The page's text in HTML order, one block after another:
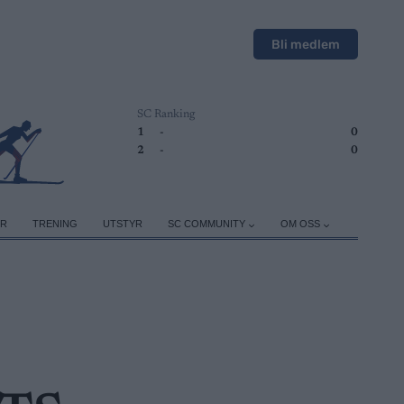
Bli medlem
SC Ranking
1
-
0
2
- 0
TRENING UTSTYR SC COMMUNITY OM OSS